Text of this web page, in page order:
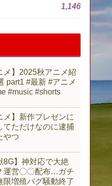
1,146
メ】2025秋アニメ紹
part1 #最新 #アニメ
#music #shorts
メ】新作プレゼンに
てただけなのに逮捕
やつ
8G】神対応で大絶
運営〇〇配布…ガチ
限増殖バグ騒動終了